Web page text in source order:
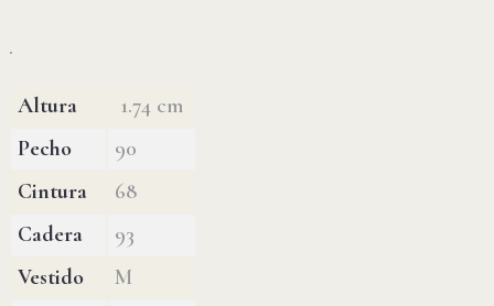
.
Altura
1.74 cm
Pecho
90
Cintura
68
Cadera
93
Vestido
M